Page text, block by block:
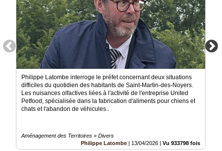
Philippe Latombe interroge le préfet concernant deux situations
difficiles du quotidien des habitants de Saint-Martin-des-Noyers.
Les nuisances olfactives liées à l'activité de l'entreprise United
Petfood, spécialisée dans la fabrication d'aliments pour chiens et
chats et l'abandon de véhicules..
Aménagement des Territoires » Divers
Philippe Latombe
13/04/2026 Vu 933798 fois